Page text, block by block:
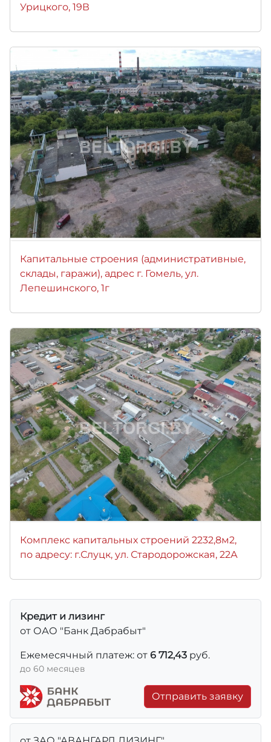
Урицкого, 19В
Капитальные строения (административные,
склады, гаражи), адрес г. Гомель, ул.
Лепешинского, 1г
Комплекс капитальных строений 2232,8м2,
по адресу: г.Слуцк, ул. Стародорожская, 22А
Кредит и лизинг
от ОАО "Банк Дабрабыт"
Ежемесячный платеж: от 6 712,43 руб.
до 60 месяцев
Отправить заявку